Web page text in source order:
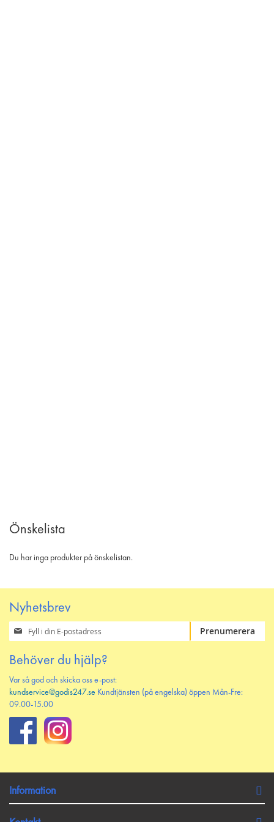
Önskelista
Du har inga produkter på önskelistan.
Nyhetsbrev
Prenumerera
på
nyhetsbrev
Prenumerera
Behöver du hjälp?
Var så god och skicka oss e-post:
kundservice@godis247.se Kundtjänsten (på engelska) öppen Mån-Fre:
09.00-15.00
Information